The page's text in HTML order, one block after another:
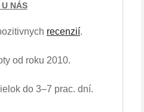
U NÁS
recenzií.
od roku 2010.
do 3–7 prac. dní.